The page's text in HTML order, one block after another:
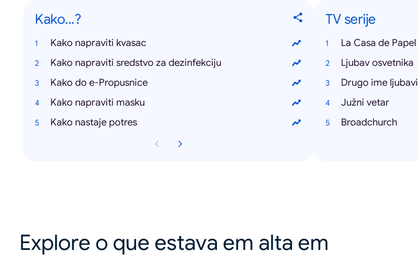
Kako...?
Kako napraviti kvasac
Kako napraviti sredstvo za dezinfekciju
Kako do e-Propusnice
Kako napraviti masku
Kako nastaje potres
TV serije
La Casa de Papel
Ljubav osvetnika
Drugo ime ljubavi
Južni vetar
Broadchurch
Explore o que estava em alta em